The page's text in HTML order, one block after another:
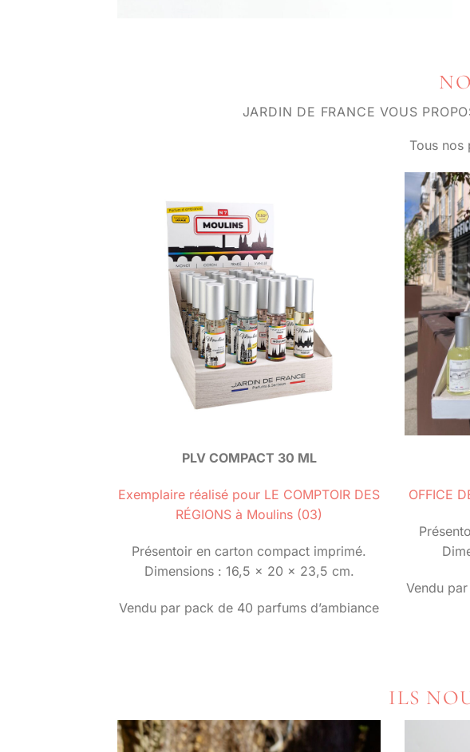
JARDIN DE FRANCE VOUS
Tous nos
PLV COMPACT 30 ML
Exemplaire réalisé pour LE COMPTOIR DES
RÉGIONS à Moulins (03)
Présentoir en carton compact imprimé.
Dimensions : 16,5 x 20 x 23,5 cm.
Vendu par pack de 40 parfums d’ambiance
OFFICE
Vendu
ILS